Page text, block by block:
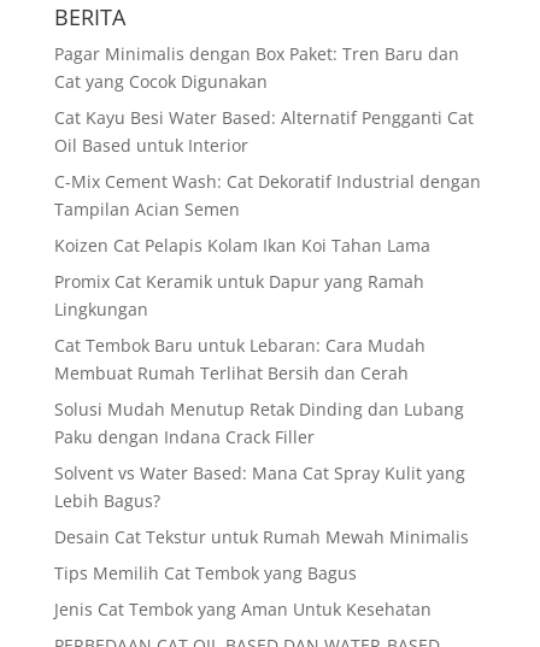
BERITA
Pagar Minimalis dengan Box Paket: Tren Baru dan
Cat yang Cocok Digunakan
Cat Kayu Besi Water Based: Alternatif Pengganti Cat
Oil Based untuk Interior
C-Mix Cement Wash: Cat Dekoratif Industrial dengan
Tampilan Acian Semen
Koizen Cat Pelapis Kolam Ikan Koi Tahan Lama
Promix Cat Keramik untuk Dapur yang Ramah
Lingkungan
Cat Tembok Baru untuk Lebaran: Cara Mudah
Membuat Rumah Terlihat Bersih dan Cerah
Solusi Mudah Menutup Retak Dinding dan Lubang
Paku dengan Indana Crack Filler
Solvent vs Water Based: Mana Cat Spray Kulit yang
Lebih Bagus?
Desain Cat Tekstur untuk Rumah Mewah Minimalis
Tips Memilih Cat Tembok yang Bagus
Jenis Cat Tembok yang Aman Untuk Kesehatan